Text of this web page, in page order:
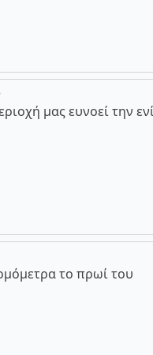
μας ευνοεί την
το πρωί του